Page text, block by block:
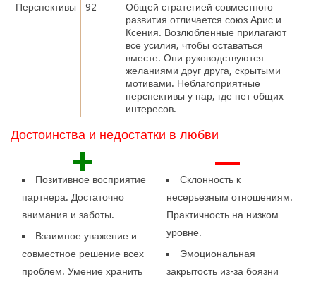
Перспективы
92
Общей стратегией совместного
развития отличается союз Арис и
Ксения. Возлюбленные прилагают
все усилия, чтобы оставаться
вместе. Они руководствуются
желаниями друг друга, скрытыми
мотивами. Неблагоприятные
перспективы у пар, где нет общих
интересов.
Достоинства и недостатки в любви
+
Позитивное восприятие
партнера. Достаточно
внимания и заботы.
Взаимное уважение и
совместное решение всех
проблем. Умение хранить
—
Склонность к
несерьезным отношениям.
Практичность на низком
уровне.
Эмоциональная
закрытость из-за боязни